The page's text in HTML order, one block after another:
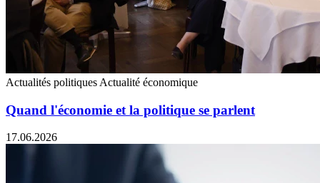
Actualités politiques Actualité économique
Quand l'économie et la politique se parlent
17.06.2026